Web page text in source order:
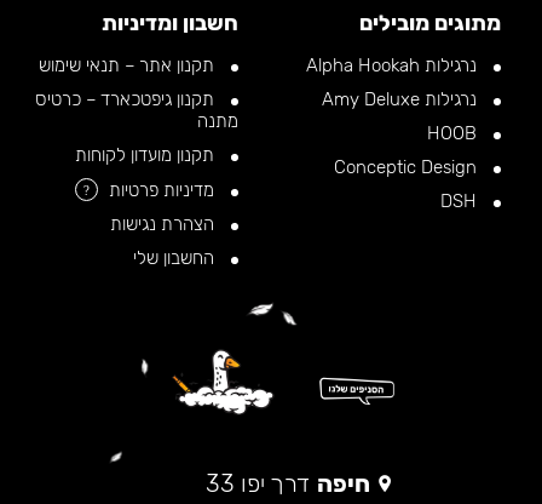
מתוגים מובילים
נרגילות Alpha Hookah
נרגילות Amy Deluxe
חשבון ומדיניות
תקנון אתר – תנאי שימוש
תקנון גיפטכארד – כרטיס
מתנה
תקנון מועדון לקוחות
מדיניות פרטיות
?
הצהרת נגישות
החשבון שלי
חיפה דרך יפו 33